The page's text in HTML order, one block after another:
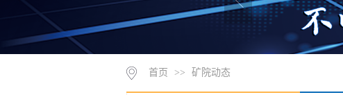
首页 >> 矿院动态